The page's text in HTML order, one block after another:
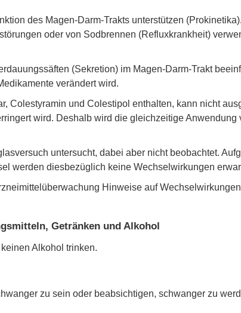
des Magen-Darm-Trakts unterstützen
oder von Sodbrennen (Refluxkrankheit)
(Sekretion) im Magen-Darm-Trakt
verändert wird.
Colestyramin und Colestipol enthalten, kann nicht
wird. Deshalb wird die gleichzeitige
untersucht, dabei aber nicht beobachtet.
werden diesbezüglich keine Wechselwirkungen
Hinweise auf
Getränken und Alkohol
Alkohol trinken.
zu sein oder beabsichtigen, schwanger zu